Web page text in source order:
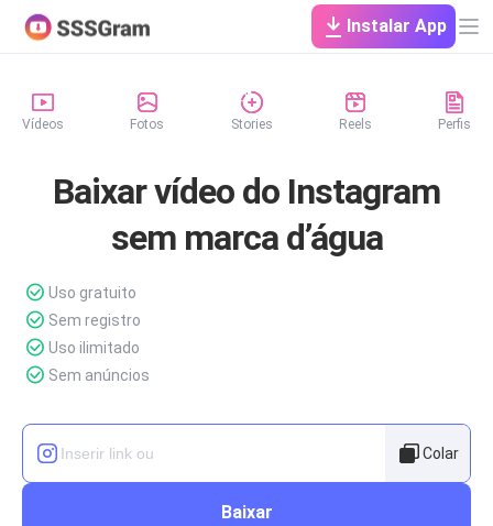
Instalar App
Vídeos Fotos Stories Reels Perfis
Baixar vídeo do Instagram
sem marca d’água
Uso gratuito
Sem registro
Uso ilimitado
Sem anúncios
Colar
Baixar